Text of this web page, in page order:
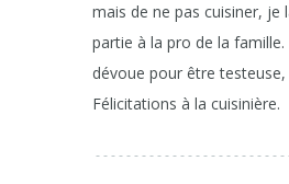
mais de ne pas cuisiner, je
partie à la pro de la
dévoue pour être
Félicitations à la cuisinière.